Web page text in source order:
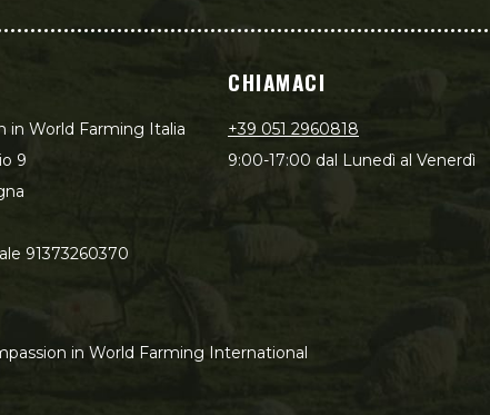
in World Farming Italia
9
91373260370
CHIAMACI
+39 051 2960818
9:00-17:00 dal Lunedì al Venerdì
in World Farming International